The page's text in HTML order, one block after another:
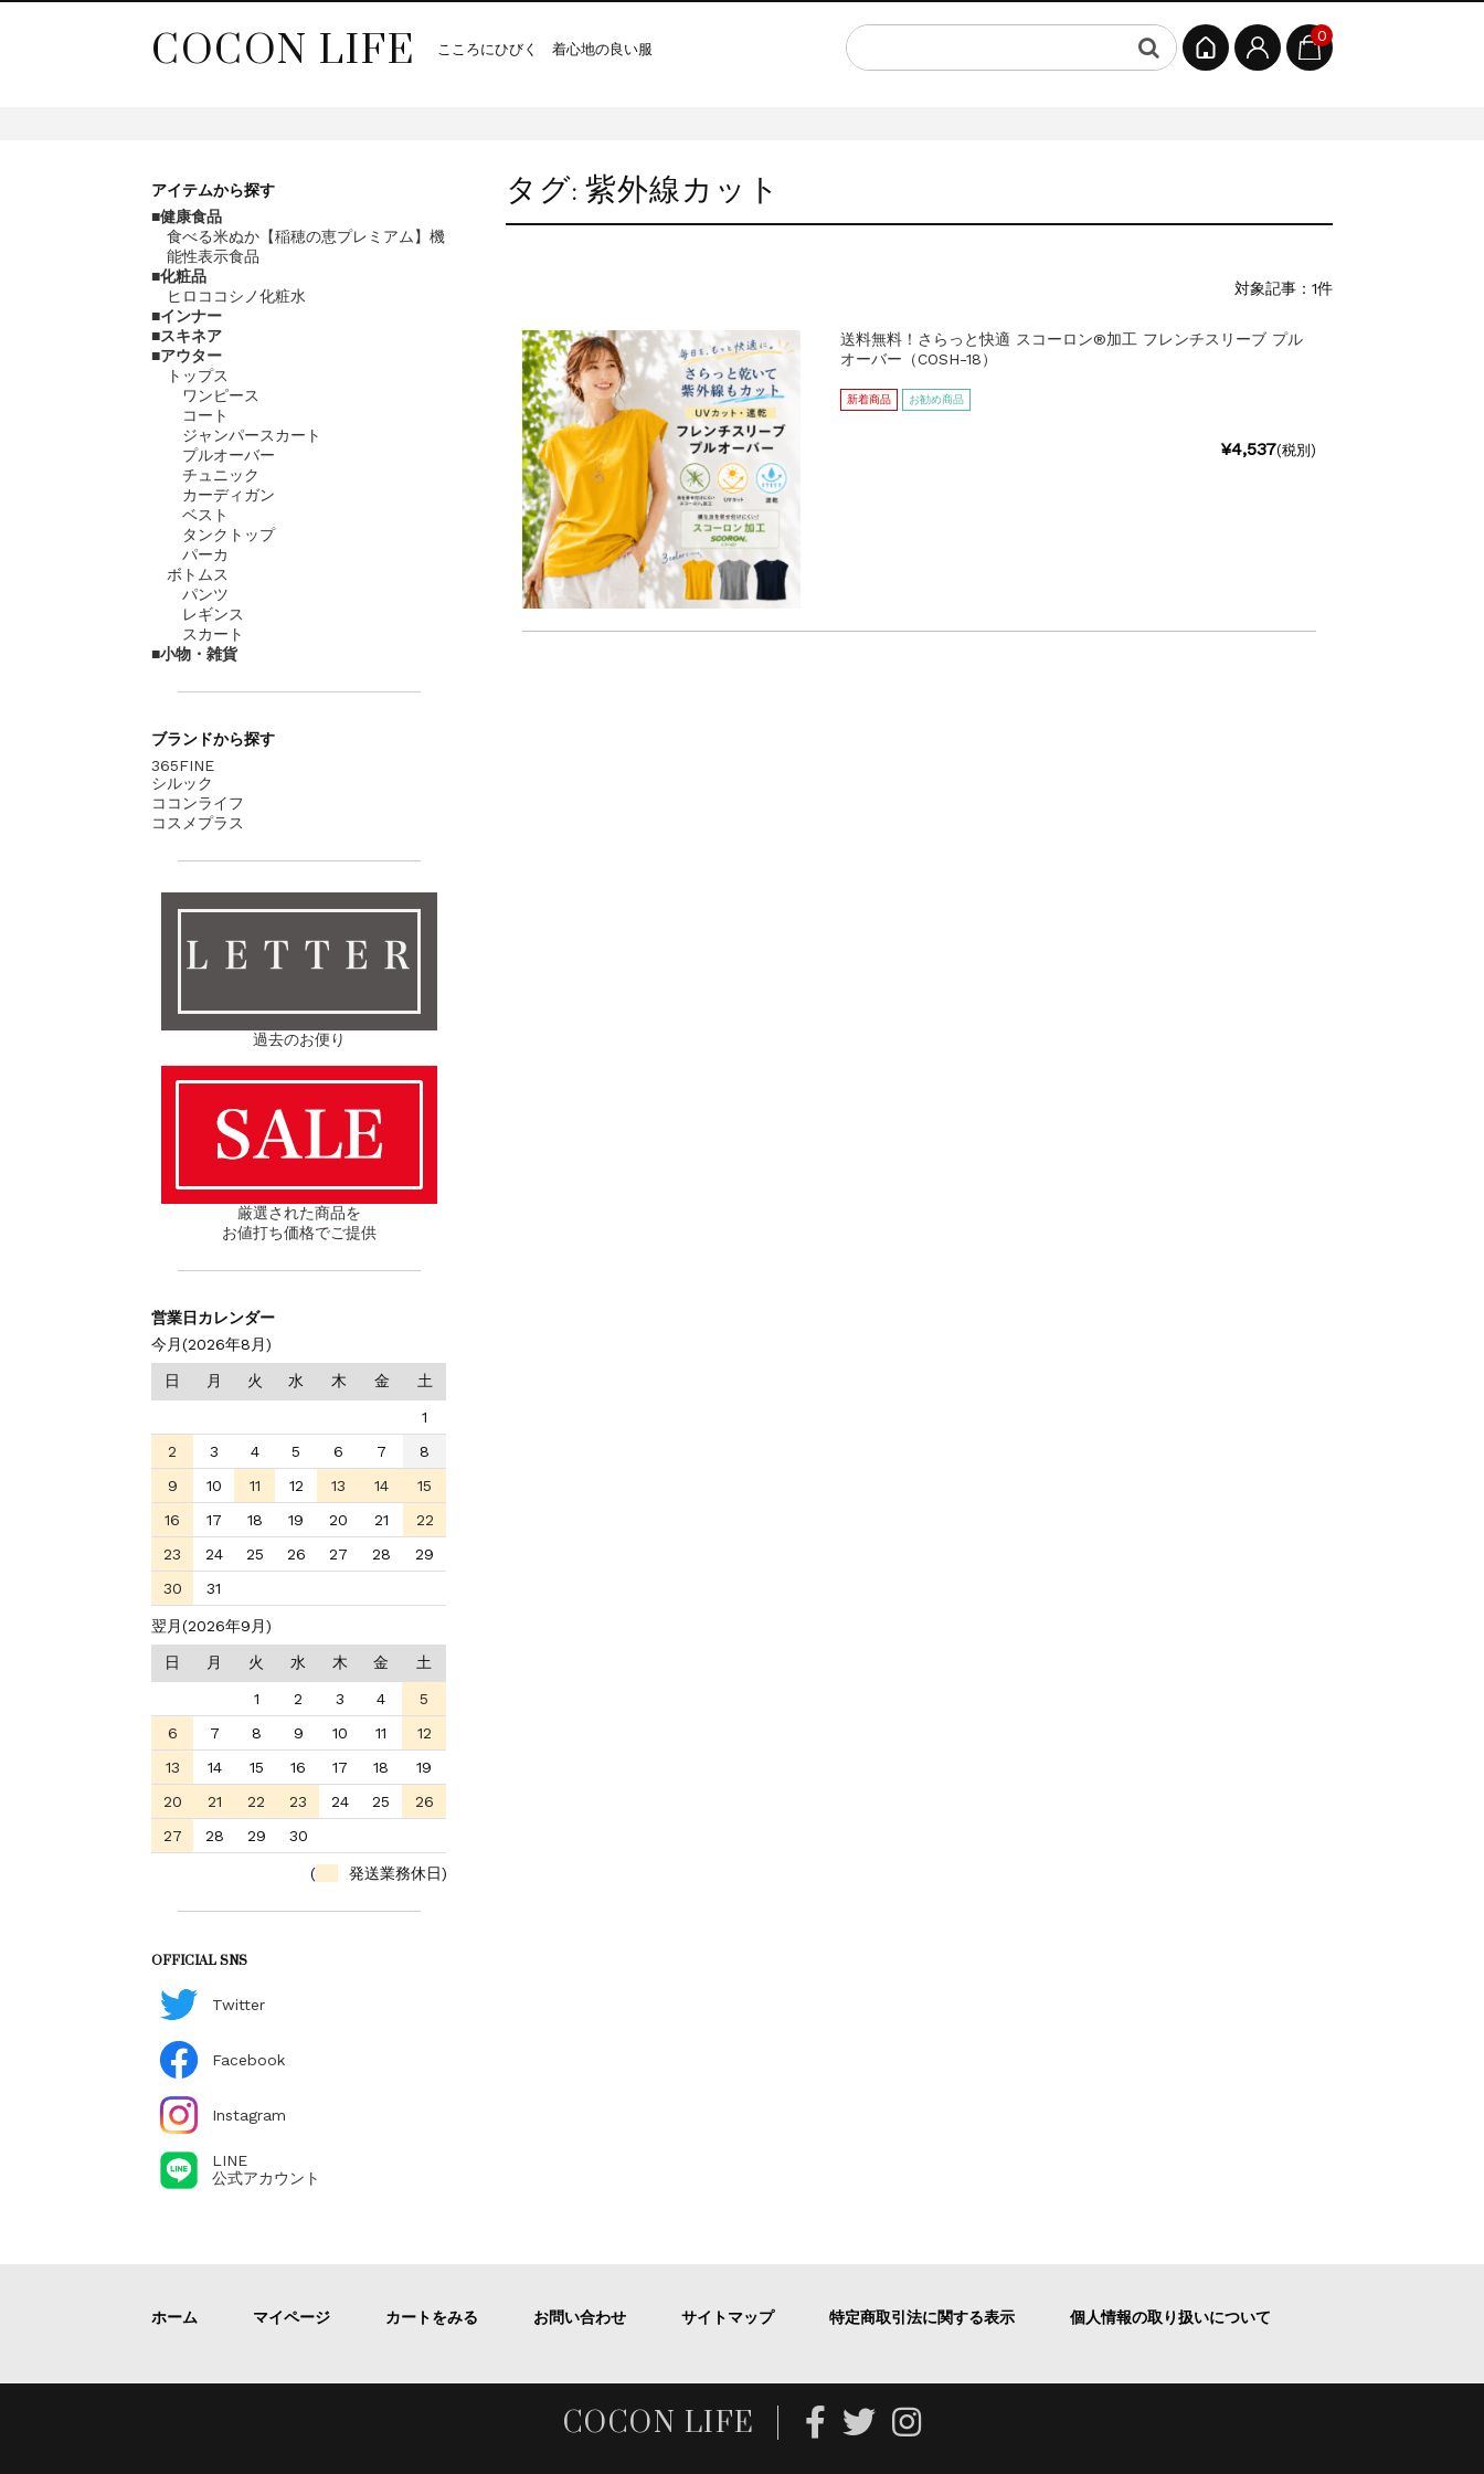
COCON LIFE こころにひびく 着心地の良い服
0
タグ:紫外線カット
対象記事：1件
送料無料！さらっと快適 スコーロン®加工 フレンチスリーブ プル
オーバー（COSH-18）
新着商品 お勧め商品
¥4,537(税別)
アイテムから探す
健康食品
食べる米ぬか【稲穂の恵プレミアム】機
能性表示食品
化粧品
ヒロココシノ化粧水
インナー
スキネア
アウター
トップス
ワンピース
コート
ジャンパースカート
プルオーバー
チュニック
カーディガン
ベスト
タンクトップ
パーカ
ボトムス
パンツ
レギンス
スカート
小物・雑貨
ブランドから探す
365FINE
シルック
ココンライフ
コスメプラス
ＬＥＴＴＥＲ
過去のお便り
厳選された商品を
お値打ち価格でご提供
営業日カレンダー
今月(2026年8月)
日 月 火 水 木 金 土
1
2
3 4 5 6 7
8
9
10 11 12 13 14
15
16
17 18 19 20 21
22
23
24 25 26 27 28
29
30
31
翌月(2026年9月)
日 月 火 水 木 金 土
1 2 3 4
5
6
7 8 9 10 11
12
13
14 15 16 17 18
19
20
21 22 23 24 25
26
27
28 29 30
( 発送業務休日)
OFFICIAL SNS
Twitter
Facebook
Instagram
LINE
公式アカウント
ホーム マイページ カートをみる お問い合わせ サイトマップ 特定商取引法に関する表示 個人情報の取り扱いについて
COCON LIFE